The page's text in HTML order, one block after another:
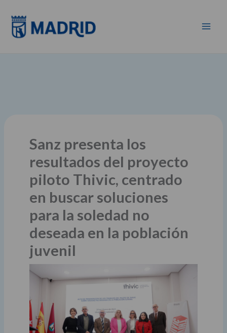
contenido
Sanz presenta los
resultados del proyecto
piloto Thivic, centrado
en buscar soluciones
para la soledad no
deseada en la población
juvenil